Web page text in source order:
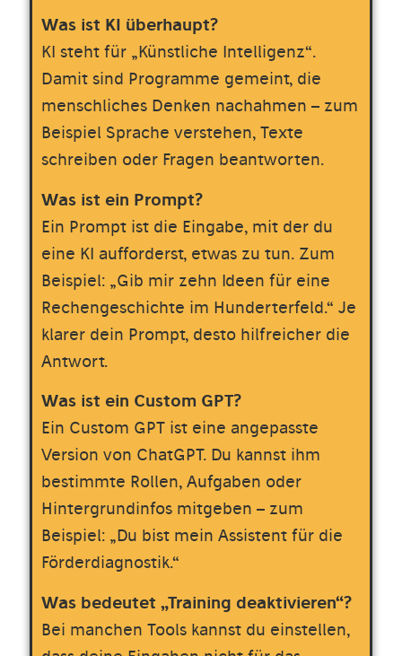
Was ist KI überhaupt?
KI steht für „Künstliche Intelligenz“.
Damit sind Programme gemeint, die
menschliches Denken nachahmen – zum
Beispiel Sprache verstehen, Texte
schreiben oder Fragen beantworten.
Was ist ein Prompt?
Ein Prompt ist die Eingabe, mit der du
eine KI aufforderst, etwas zu tun. Zum
Beispiel: „Gib mir zehn Ideen für eine
Rechengeschichte im Hunderterfeld.“ Je
klarer dein Prompt, desto hilfreicher die
Antwort.
Was ist ein Custom GPT?
Ein Custom GPT ist eine angepasste
Version von ChatGPT. Du kannst ihm
bestimmte Rollen, Aufgaben oder
Hintergrundinfos mitgeben – zum
Beispiel: „Du bist mein Assistent für die
Förderdiagnostik.“
Was bedeutet „Training deaktivieren“?
Bei manchen Tools kannst du einstellen,